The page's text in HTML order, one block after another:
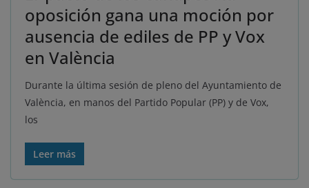
oposición gana una moción por
ausencia de ediles de PP y Vox
en València
Durante la última sesión de pleno del Ayuntamiento de
València, en manos del Partido Popular (PP) y de Vox,
los
Leer más